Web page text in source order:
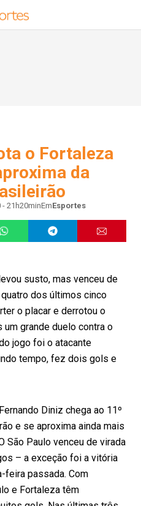
o Fortaleza
da
21h20minEmEsportes
susto, mas venceu de
dos últimos cinco
o placar e derrotou o
um grande duelo contra o
jogo foi o atacante
tempo, fez dois gols e
Diniz chega ao 11º
e se aproxima ainda mais
São Paulo venceu de virada
– a exceção foi a vitória
feira passada. Com
e Fortaleza têm